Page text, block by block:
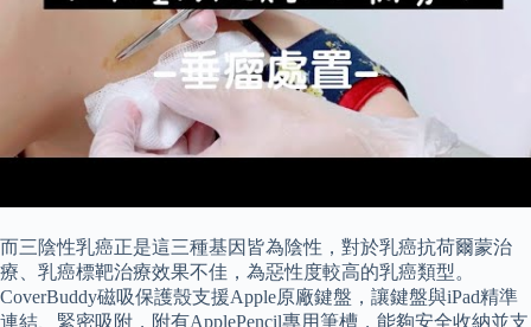
而三陰性乳癌正是這三種基因皆為陰性，對於乳癌抗荷爾蒙治
療、乳癌標靶治療效果不佳，為惡性度較高的乳癌類型。
CoverBuddy磁吸保護殼支援Apple原廠鍵盤，讓鍵盤與iPad精準
連結、緊密吸附，附有ApplePencil專用筆槽，能夠安全收納並支